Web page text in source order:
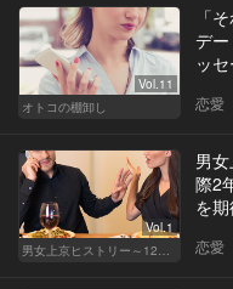
Vol.11
オトコの棚卸し
「
デ
ッ
恋愛
Vol.1
男
際2
を
恋愛